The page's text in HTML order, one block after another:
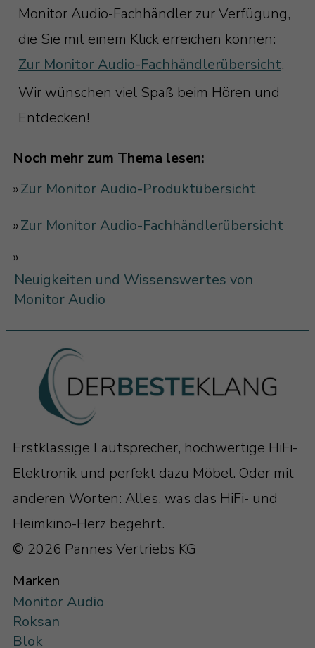
Monitor Audio-Fachhändler zur Verfügung,
die Sie mit einem Klick erreichen können:
Zur Monitor Audio-Fachhändlerübersicht.
Wir wünschen viel Spaß beim Hören und
Entdecken!
Noch mehr zum Thema lesen:
»Zur Monitor Audio-Produktübersicht
»Zur Monitor Audio-Fachhändlerübersicht
»
Neuigkeiten und Wissenswertes von
Monitor Audio
Erstklassige Lautsprecher, hochwertige HiFi-
Elektronik und perfekt dazu Möbel. Oder mit
anderen Worten: Alles, was das HiFi- und
Heimkino-Herz begehrt.
© 2026 Pannes Vertriebs KG
Marken
Monitor Audio
Roksan
Blok